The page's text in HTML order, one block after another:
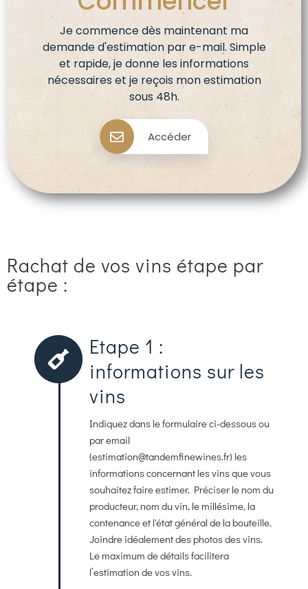
Je commence dès maintenant ma
demande d'estimation par e-mail. Simple
et rapide, je donne les informations
nécessaires et je reçois mon estimation
sous 48h.
Accéder
Rachat de vos vins étape par
étape :
Etape 1 :
informations sur les
vins
Indiquez dans le formulaire ci-dessous ou
par email
(estimation@tandemfinewines.fr) les
informations concernant les vins que vous
souhaitez faire estimer. Préciser le nom du
producteur, nom du vin, le millésime, la
contenance et l'état général de la bouteille.
Joindre idéalement des photos des vins.
Le maximum de détails facilitera
l’estimation de vos vins.